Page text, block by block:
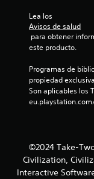
Lea los
Avisos de salud
este producto.
Programas de
propiedad
Son aplicables los
©2024 Take-
Civilization,
Interactive